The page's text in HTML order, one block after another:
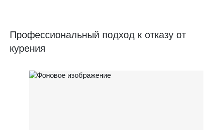
Профессиональный подход к отказу от
курения